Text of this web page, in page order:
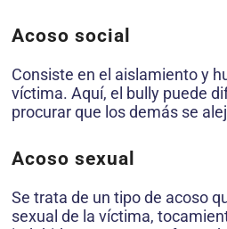
Acoso social
Consiste en el aislamiento y
víctima. Aquí, el bully puede
procurar que los demás se
Acoso sexual
Se trata de un tipo de acoso
sexual de la víctima,